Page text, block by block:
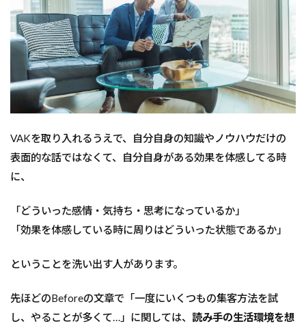
VAKを取り入れるうえで、自分自身の知識やノウハウだけの
表面的な話ではなくて、自分自身がある効果を体感してる時
に、
「どういった感情・気持ち・思考になっているか」
「効果を体感している時に周りはどういった状態であるか」
ということを洗い出す人があります。
先ほどのBeforeの文章で「一度にいくつもの集客方法を試
し、やることが多くて…」に関しては、 読み手の生活環境を想